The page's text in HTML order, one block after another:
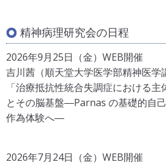
大森荘蔵：心身問題、その一答案.
6+7月終刊号: 8-32, 1979. （大森
哲学断章」, 産業図書, 1981. 所載
廣松渉：〈心‐身〉関係論への視
管制．エピステーメー1979年6+7
（廣松渉：「身心問題」第3版, 青
安永浩：「精神の空間」から．
精神病理研究会の日程
2026年9月25日（金）WEB開催
吉川茜（順天堂大学医学部精神医学
「治療抵抗性統合失調症における
とその脳基盤―Parnas の基礎的自
作為体験へ―
2026年7月24日（金）WEB開催